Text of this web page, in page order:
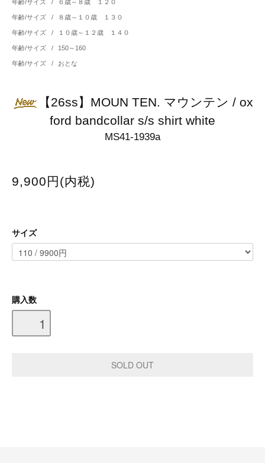
年齢/サイズ / ６歳～８歳 １２０
年齢/サイズ / ８歳～１０歳 １３０
年齢/サイズ / １０歳～１２歳 １４０
年齢/サイズ / 150～160
年齢/サイズ / おとな
【26ss】MOUN TEN. マウンテン / ox
ford bandcollar s/s shirt white
MS41-1939a
9,900円(内税)
サイズ
購入数